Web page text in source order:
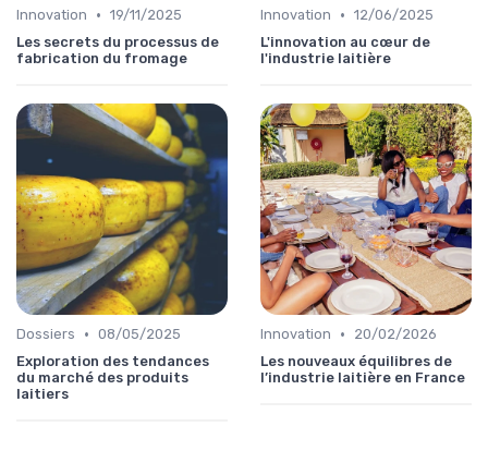
Innovation • 19/11/2025
Les secrets du processus de
fabrication du fromage
Innovation • 12/06/2025
L'innovation au cœur de
l'industrie laitière
Dossiers • 08/05/2025
Exploration des tendances
du marché des produits
laitiers
Innovation •
20/02/2026
Les nouveaux équilibres de
l’industrie laitière en France